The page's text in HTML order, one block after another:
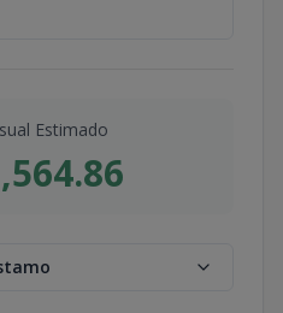
Estimado